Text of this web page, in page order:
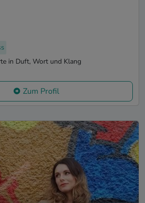
in Duft, Wort und Klang
Zum Profil